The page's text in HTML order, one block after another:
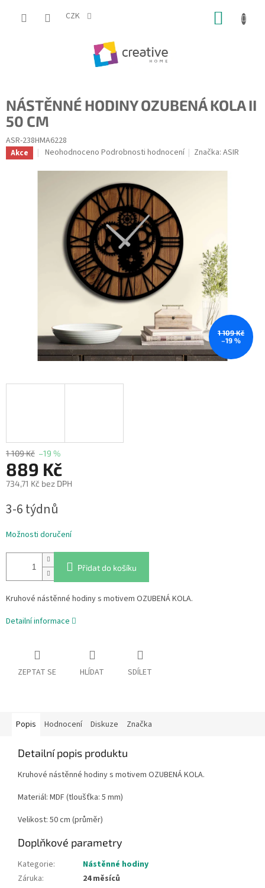
CZK
NÁSTĚNNÉ HODINY OZUBENÁ KOLA II
50 CM
ASR-238HMA6228
Akce
Průměrné
produktu
hvězdiček.
Neohodnoceno Podrobnosti hodnocení Značka:ASIR
1 109 Kč
–19 %
1 109 Kč –19 %
889 Kč
734,71 Kč bez DPH
cena:
3-6 týdnů
Možnosti doručení
Přidat do košíku
Kruhové nástěnné hodiny s motivem OZUBENÁ KOLA.
Detailní informace
ZEPTAT SE HLÍDAT SDÍLET
Popis Hodnocení Diskuze Značka
Detailní popis produktu
Kruhové nástěnné hodiny s motivem OZUBENÁ KOLA.
Materiál: MDF (tloušťka: 5 mm)
Velikost: 50 cm (průměr)
Doplňkové parametry
Kategorie:
Nástěnné hodiny
Záruka:
24 měsíců